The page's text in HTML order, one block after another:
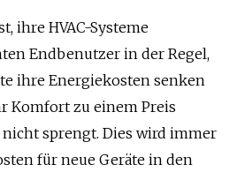
ihre HVAC-Systeme
Endbenutzer in der Regel,
ihre Energiekosten senken
Komfort zu einem Preis
sprengt. Dies wird immer
für neue Geräte in den